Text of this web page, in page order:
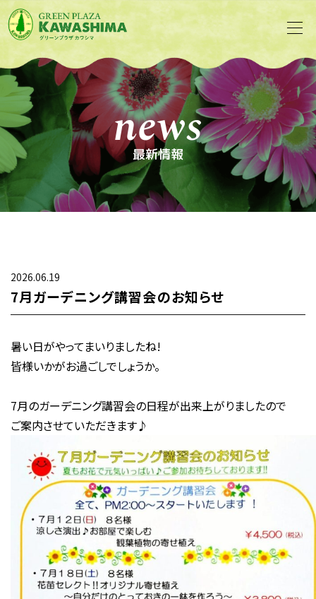
news
最新情報
2026.06.19
7月ガーデニング講習会のお知らせ
暑い日がやってまいりましたね!
皆様いかがお過ごしでしょうか。
7月のガーデニング講習会の日程が出来上がりましたので
ご案内させていただきます♪